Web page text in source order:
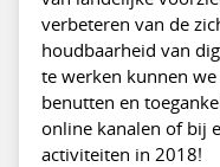
verbeteren van de
houdbaarheid van
te werken kunnen
benutten en
online kanalen of bij
activiteiten in 2018!